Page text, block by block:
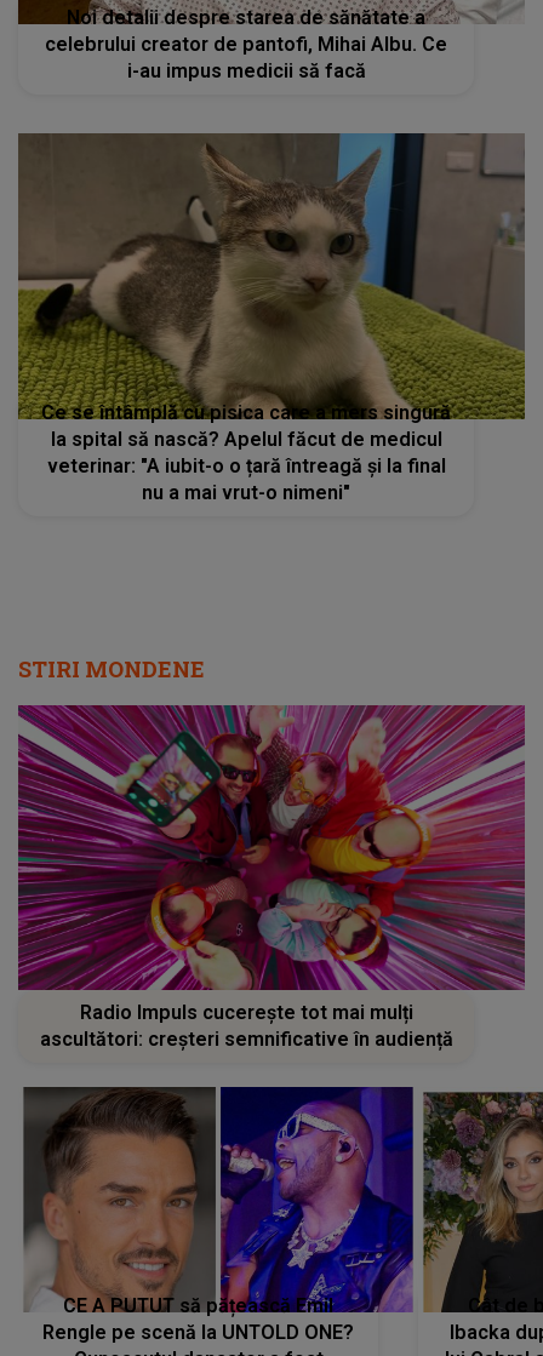
Noi detalii despre starea de sănătate a
celebrului creator de pantofi, Mihai Albu. Ce
i-au impus medicii să facă
Ce se întâmplă cu pisica care a mers singură
la spital să nască? Apelul făcut de medicul
veterinar: "A iubit-o o țară întreagă și la final
nu a mai vrut-o nimeni"
STIRI MONDENE
Radio Impuls cucerește tot mai mulți
ascultători: creșteri semnificative în audiență
CE A PUTUT să pățească Emil
Rengle pe scenă la UNTOLD ONE?
Cât de
Ibacka